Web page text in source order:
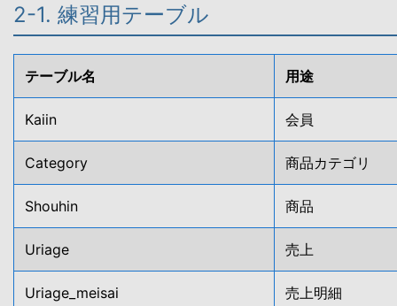
2-1. 練習用テーブル
テーブル名 用途
Kaiin 会員
Category 商品カテゴリ
Shouhin 商品
Uriage 売上
Uriage_meisai 売上明細